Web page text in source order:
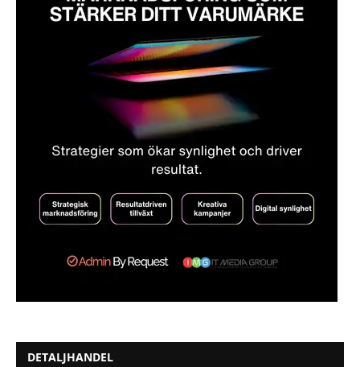
DETALJHANDEL